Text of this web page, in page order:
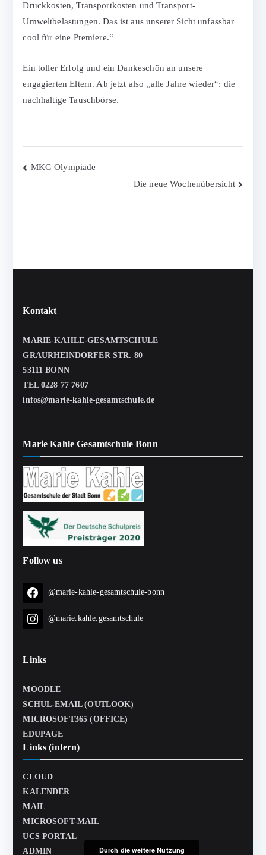
Druckkosten, Transportkosten und Transport-
Umweltbelastungen. Das ist aus unserer Sicht unfassbar
cool für eine Premiere.“
Ein toller Erfolg und ein Dankeschön an unsere
engagierten Eltern. Ab jetzt also „alle Jahre wieder“: die
nachhaltige Tauschbörse.
Beitragsnavigation
MKG Olympiade
Die neue Wochenübersicht
Kontakt
MARIE-KAHLE-GESAMTSCHULE
GRAURHEINDORFER STR. 80
53111 BONN
TEL 0228 77 7607
infos@marie-kahle-gesamtschule.de
Marie Kahle Gesamtschule Bonn
Follow us
@marie-kahle-gesamtschule-bonn
@marie.kahle.gesamtschule
Links
MOODLE
SCHUL-EMAIL (OUTLOOK)
MICROSOFT365 (OFFICE)
EDUPAGE
Links (intern)
CLOUD
KALENDER
MAIL
MICROSOFT-MAIL
UCS PORTAL
ADMIN
Durch die weitere Nutzung